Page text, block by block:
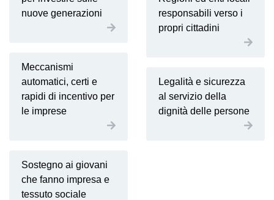
nuove generazioni
Meccanismi
automatici, certi e
rapidi di incentivo per
le imprese
Sostegno ai giovani
che fanno impresa e
tessuto sociale
responsabili verso i
propri cittadini
Legalità e sicurezza
al servizio della
dignità delle persone